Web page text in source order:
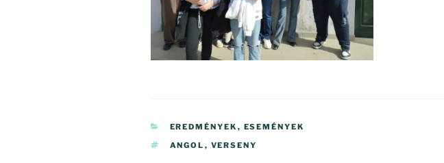
KATEGÓRIÁK
EREDMÉNYEK , ESEMÉNYEK
CÍMKÉK
ANGOL , VERSENY